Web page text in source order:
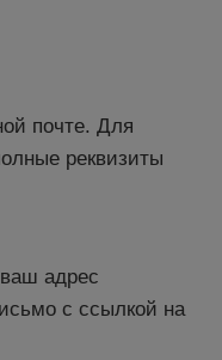
почте. Для
реквизиты
адрес
с ссылкой на